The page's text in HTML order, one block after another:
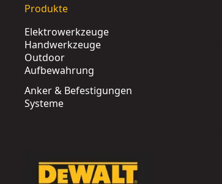
Produkte
Elektrowerkzeuge
Handwerkzeuge
Outdoor
Aufbewahrung
Anker & Befestigungen
Systeme